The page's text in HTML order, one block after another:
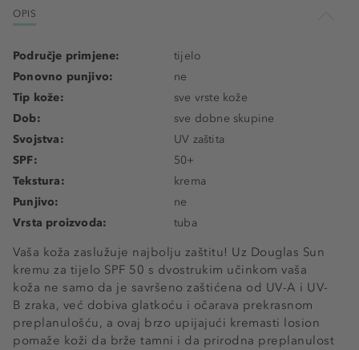
OPIS
Vaša koža zaslužuje najbolju zaštitu! Uz Douglas Sun
kremu za tijelo SPF 50 s dvostrukim učinkom vaša
koža ne samo da je savršeno zaštićena od UV-A i UV-
B zraka, već dobiva glatkoću i očarava prekrasnom
preplanulošću, a ovaj brzo upijajući kremasti losion
pomaže koži da brže tamni i da prirodna preplanulost
Područje primjene:
tijelo
Ponovno punjivo:
ne
Tip kože:
sve vrste kože
Dob:
sve dobne skupine
Svojstva:
UV zaštita
SPF:
50+
Tekstura:
krema
Punjivo:
ne
Vrsta proizvoda:
tuba